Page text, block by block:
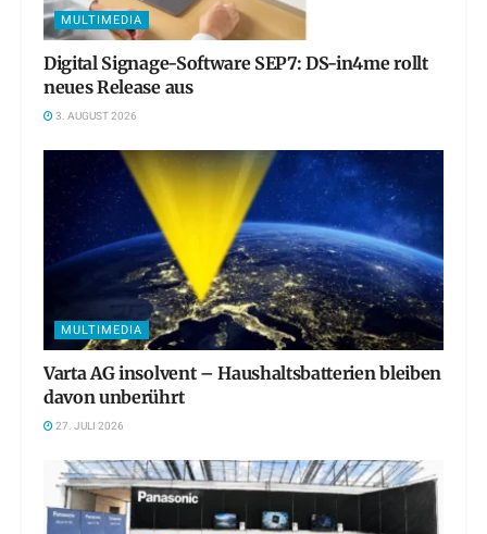
MULTIMEDIA
Digital Signage-Software SEP7: DS-in4me rollt
neues Release aus
3. AUGUST 2026
MULTIMEDIA
Varta AG insolvent – Haushaltsbatterien bleiben
davon unberührt
27. JULI 2026